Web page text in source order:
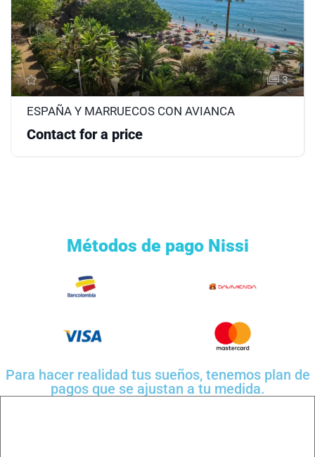
3
ESPAÑA Y MARRUECOS CON AVIANCA
Contact for a price
Métodos de pago Nissi
Para hacer realidad tus sueños, tenemos plan de
pagos que se ajustan a tu medida.